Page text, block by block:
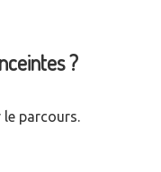
?
le parcours.